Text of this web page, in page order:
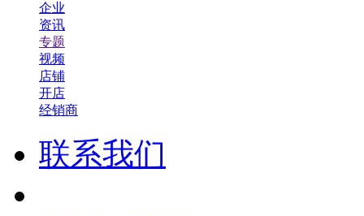
企业
资讯
专题
视频
店铺
开店
经销商
联系我们